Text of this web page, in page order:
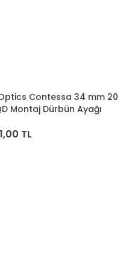
Contessa 34 mm 20
Montaj Dürbün Ayağı
TL